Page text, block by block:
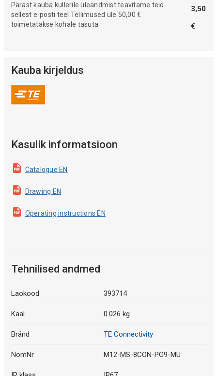
Pärast kauba kullerile üleandmist teavitame teid
sellest e-posti teel.Tellimused üle 50,00 €
toimetatakse kohale tasuta.
3,50
€
Kauba kirjeldus
Kasulik informatsioon
Catalogue EN
Drawing EN
Operating instructions EN
Tehnilised andmed
Laokood 393714
Kaal 0.026 kg.
Bränd TE Connectivity
NomNr M12-MS-8CON-PG9-MU